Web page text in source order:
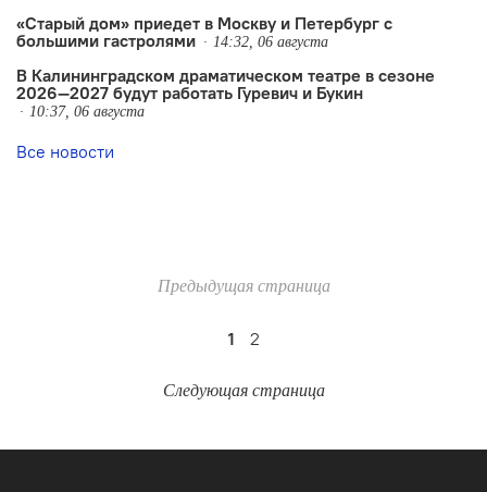
«Старый дом» приедет в Москву и Петербург с
большими гастролями
14:32, 06 августа
В Калининградском драматическом театре в сезоне
2026—2027 будут работать Гуревич и Букин
10:37, 06 августа
Все новости
Предыдущая страница
1 2
Следующая страница